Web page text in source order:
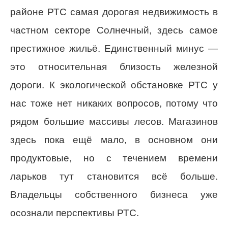
районе РТС самая дорогая недвижимость в
частном секторе Солнечный, здесь самое
престижное жильё. Единственный минус —
это относительная близость железной
дороги. К экологической обстановке РТС у
нас тоже нет никаких вопросов, потому что
рядом большие массивы лесов. Магазинов
здесь пока ещё мало, в основном они
продуктовые, но с течением времени
ларьков тут становится всё больше.
Владельцы собственного бизнеса уже
осознали перспективы РТС.